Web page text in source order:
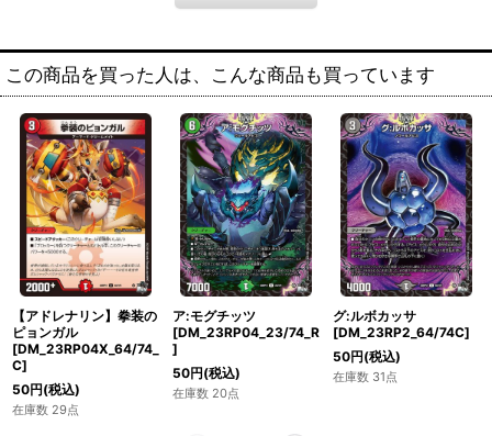
この商品を買った人は、こんな商品も買っています
【アドレナリン】拳装の
ピョンガル
[DM_23RP04X_64/74_
C]
50円(税込)
在庫数 29点
ア:モグチッツ
[DM_23RP04_23/74_R
]
50円(税込)
在庫数 20点
グ:ルボカッサ
[DM_23RP2_64/74C]
50円(税込)
在庫数 31点